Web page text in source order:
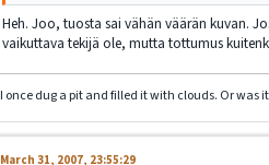
Heh. Joo, tuosta sai vähän väärän kuvan.
vaikuttava tekijä ole, mutta tottumus
I once dug a pit and filled it with clouds. Or was
March 31, 2007, 23:55:29